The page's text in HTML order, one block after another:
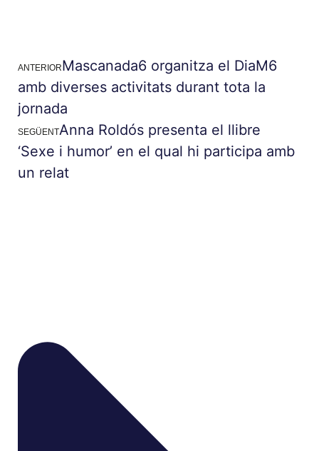
ANTERIORMascanada6 organitza el DiaM6
amb diverses activitats durant tota la
jornada
SEGÜENTAnna Roldós presenta el llibre
‘Sexe i humor’ en el qual hi participa amb
un relat